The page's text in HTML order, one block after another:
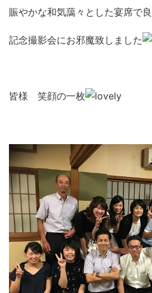
賑やかな和気藹々とした宴席で
記念撮影会にお邪魔致しました
皆様 笑顔の一枚